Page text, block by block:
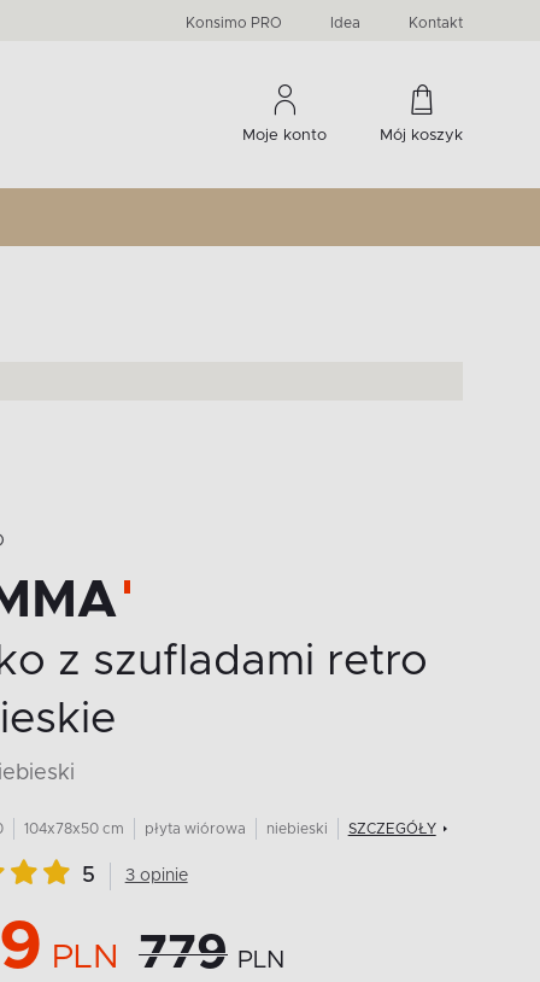
Konsimo PRO Idea Kontakt
Moje konto Mój koszyk
Komody, szafki RTV, witryny...
-33 %
Liczba produktów:60
Liczba produktów:274
z szufladami retro
104x78x50 cm płyta wiórowa niebieski SZCZEGÓŁY
5 3 opinie
PLN 779 PLN